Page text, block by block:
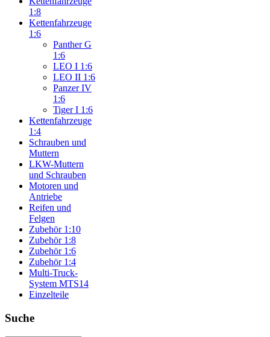
1:8
Kettenfahrzeuge
1:6
Panther G
1:6
LEO I 1:6
LEO II 1:6
Panzer IV
1:6
Tiger I 1:6
Kettenfahrzeuge
1:4
Schrauben und
Muttern
LKW-Muttern
und Schrauben
Motoren und
Antriebe
Reifen und
Felgen
Zubehör 1:10
Zubehör 1:8
Zubehör 1:6
Zubehör 1:4
Multi-Truck-
System MTS14
Einzelteile
Suche